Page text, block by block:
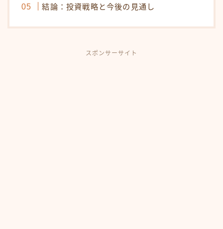
結論：投資戦略と今後の見通し
スポンサーサイト